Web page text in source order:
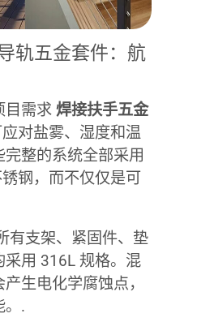
轨五金套件：航
目需求 焊接扶手五金
对盐雾、湿度和温
整的系统全部采用
钢，而不仅仅是可
有支架、紧固件、垫
采用 316L 规格。混
生电化学腐蚀点，
。.